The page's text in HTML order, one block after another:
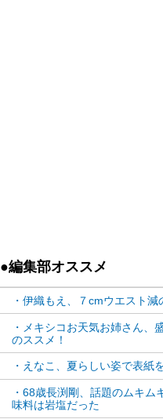
かる。履き物が不安定
格闘キャラでも蹴りな
どまさに格闘技の練習
間のさまざまなポージ
思ってしまう。
彼女は先月のYoutube
●編集部オススメ
・伊織もえ、７cmウエスト減
・メキシコお天気お姉さん、
のススメ！
・えなこ、夏らしい姿で表紙
・68歳長渕剛、話題のムキム
味料は岩塩だった